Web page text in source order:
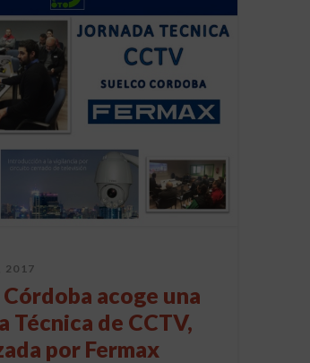
2017
acoge una
Técnica de CCTV,
por Fermax